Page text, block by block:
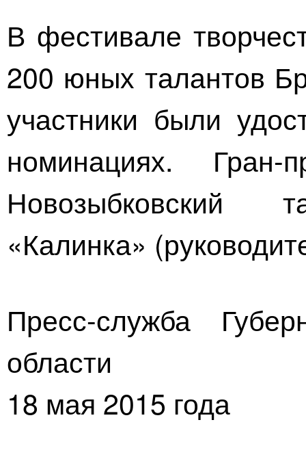
В фестивале
200 юных талантов
участники были
номинациях. Гран-
Новозыбковский
«Калинка»
Пресс-служба
области
18 мая 2015 года